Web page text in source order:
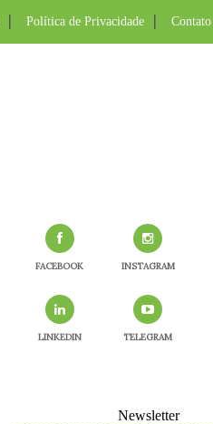
Política de Privacidade Contato
FACEBOOK INSTAGRAM
LINKEDIN TELEGRAM
Newsletter